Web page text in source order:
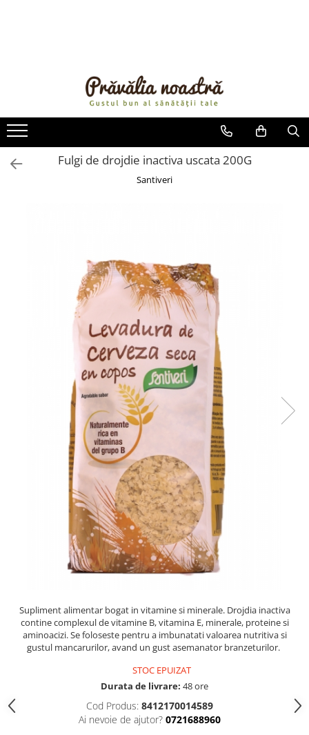
ULEIURI ȘI UNTURI
MĂSLINE
NUCI ȘI SEMINȚE
FRUCTE DESHIDRATATE
FĂINĂ FĂRĂ GLUTEN
BĂUTURI / LAPTE VEGETAL
OREZ ȘI CEREALE
CREME ȘI PASTE TARTINABILE
CEAIURI GRECEȘTI
CIOCOLATĂ ȘI CACAO
HEALTHY SNACKS
SUPERALIMENTE
PRODUSE ECO / ORGANICE
PRODUSE ROMÂNEȘTI
REMEDII NATURISTE
TOATE PRODUSELE
Fulgi de drojdie inactiva uscata 200G
Santiveri
Supliment alimentar bogat in vitamine si minerale. Drojdia inactiva
contine complexul de vitamine B, vitamina E, minerale, proteine si
aminoacizi. Se foloseste pentru a imbunatati valoarea nutritiva si
gustul mancarurilor, avand un gust asemanator branzeturilor.
STOC EPUIZAT
Durata de livrare: 48 ore
Cod Produs: 8412170014589
Ai nevoie de ajutor? 0721688960